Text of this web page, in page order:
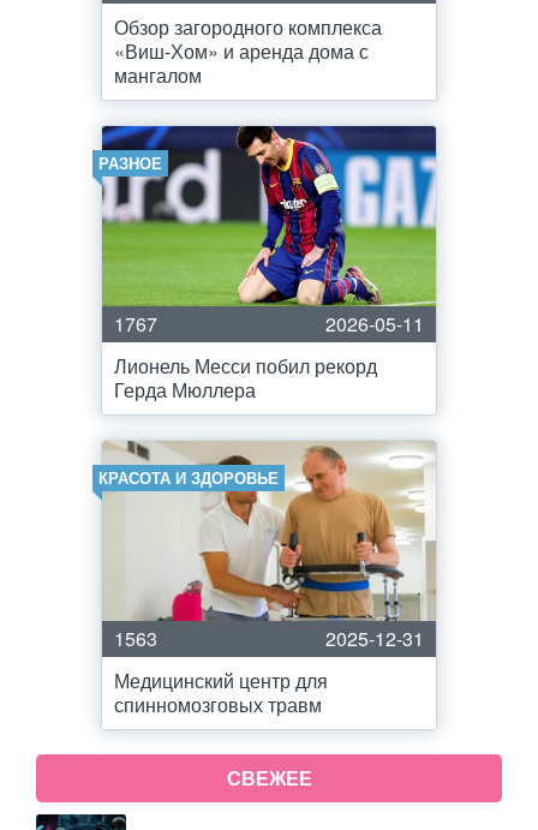
Обзор загородного комплекса
«Виш-Хом» и аренда дома с
мангалом
РАЗНОЕ
1767
2026-05-11
Лионель Месси побил рекорд
Герда Мюллера
КРАСОТА И ЗДОРОВЬЕ
1563
2025-12-31
Медицинский центр для
спинномозговых травм
СВЕЖЕЕ